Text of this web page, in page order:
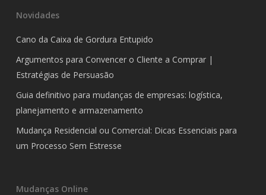
Novidades
Cano da Caixa de Gordura Entupido
Argumentos para Convencer o Cliente a Comprar |
Estratégias de Persuasão
Guia definitivo para mudanças de empresas: logística,
planejamento e armazenamento
Mudança Residencial ou Comercial: Dicas Essenciais para
um Processo Sem Estresse
Mudanças Online